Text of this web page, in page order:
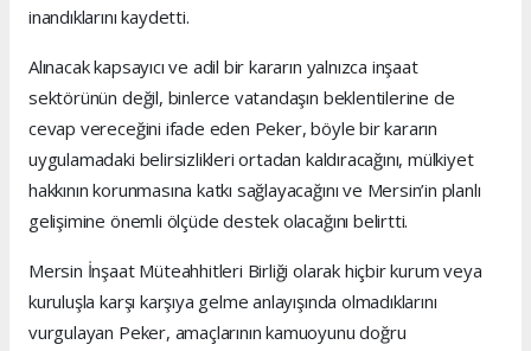
inandıklarını kaydetti.
Alınacak kapsayıcı ve adil bir kararın yalnızca inşaat
sektörünün değil, binlerce vatandaşın beklentilerine de
cevap vereceğini ifade eden Peker, böyle bir kararın
uygulamadaki belirsizlikleri ortadan kaldıracağını, mülkiyet
hakkının korunmasına katkı sağlayacağını ve Mersin’in planlı
gelişimine önemli ölçüde destek olacağını belirtti.
Mersin İnşaat Müteahhitleri Birliği olarak hiçbir kurum veya
kuruluşla karşı karşıya gelme anlayışında olmadıklarını
vurgulayan Peker, amaçlarının kamuoyunu doğru